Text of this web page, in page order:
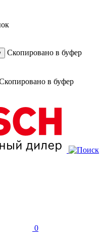
Скопировано в буфер
в буфер
0